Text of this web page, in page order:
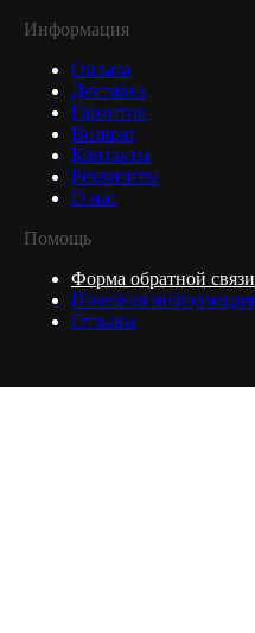
Информация
Оплата
Доставка
Гарантия
Возврат
Контакты
Реквизиты
О нас
Помощь
Форма обратной связи
Полезная информация
Отзывы